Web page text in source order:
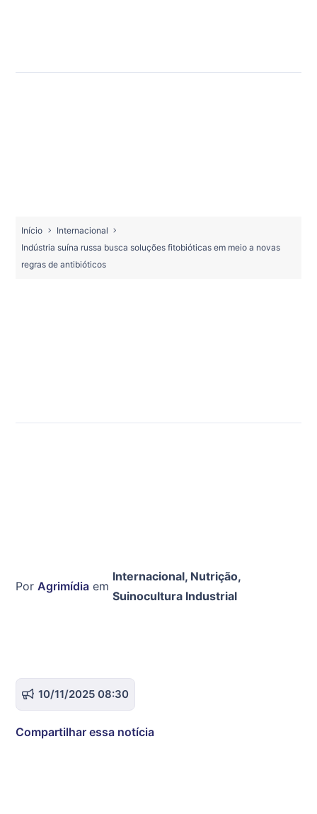
Início
Internacional
Indústria suína russa busca soluções fitobióticas em meio a novas
regras de antibióticos
Por Agrimídia em
Internacional, Nutrição,
Suinocultura Industrial
10/11/2025 08:30
Compartilhar essa notícia